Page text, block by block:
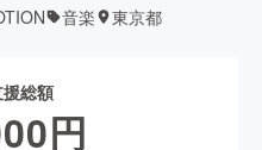
音楽 東京都
総額
円